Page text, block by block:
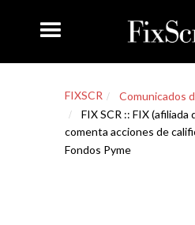
FIXSCR
Comunicados
FIX SCR :: FIX (afiliada
comenta acciones de
Fondos Pyme